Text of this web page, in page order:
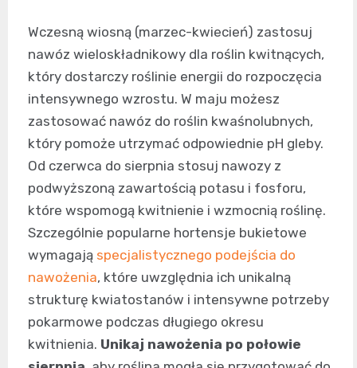
Wczesną wiosną (marzec-kwiecień) zastosuj
nawóz wieloskładnikowy dla roślin kwitnących,
który dostarczy roślinie energii do rozpoczęcia
intensywnego wzrostu. W maju możesz
zastosować nawóz do roślin kwaśnolubnych,
który pomoże utrzymać odpowiednie pH gleby.
Od czerwca do sierpnia stosuj nawozy z
podwyższoną zawartością potasu i fosforu,
które wspomogą kwitnienie i wzmocnią roślinę.
Szczególnie popularne hortensje bukietowe
wymagają specjalistycznego podejścia do
nawożenia, które uwzględnia ich unikalną
strukturę kwiatostanów i intensywne potrzeby
pokarmowe podczas długiego okresu
kwitnienia. Unikaj nawożenia po połowie